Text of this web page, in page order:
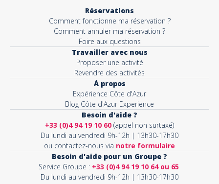
Réservations
Comment fonctionne ma réservation ?
Comment annuler ma réservation ?
Foire aux questions
Travailler avec nous
Proposer une activité
Revendre des activités
À propos
Expérience Côte d'Azur
Blog Côte d'Azur Experience
Besoin d'aide ?
+33 (0)4 94 19 10 60 (appel non surtaxé)
Du lundi au vendredi 9h-12h | 13h30-17h30
ou contactez-nous via notre formulaire
Besoin d'aide pour un Groupe ?
Service Groupe : +33 (0)4 94 19 10 64 ou 65
Du lundi au vendredi 9h-12h | 13h30-17h30